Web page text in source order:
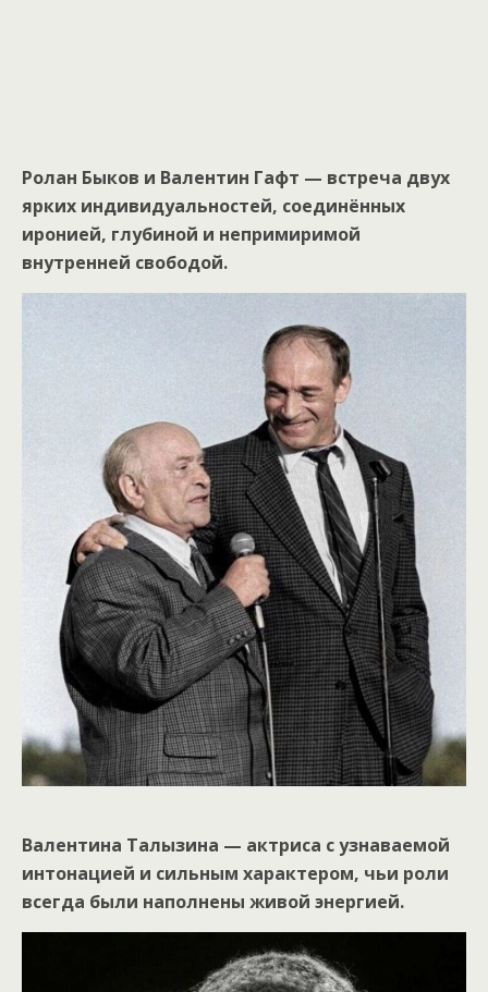
Ролан Быков и Валентин Гафт — встреча двух
ярких индивидуальностей, соединённых
иронией, глубиной и непримиримой
внутренней свободой.
Валентина Талызина — актриса с узнаваемой
интонацией и сильным характером, чьи роли
всегда были наполнены живой энергией.